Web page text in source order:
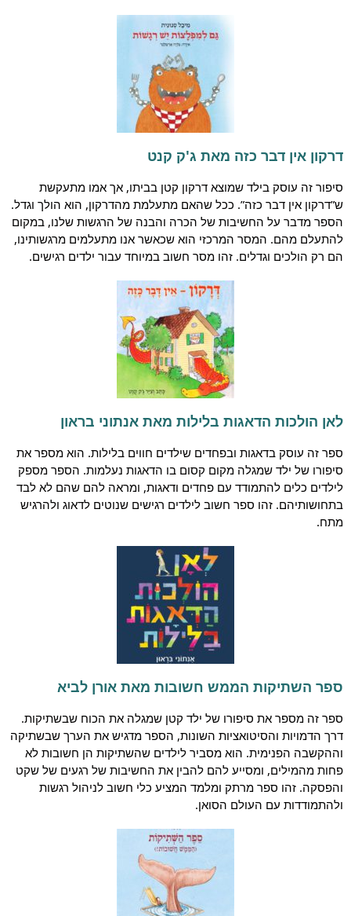
דרקון אין דבר כזה מאת ג'ק קנט
סיפור זה עוסק בילד שמוצא דרקון קטן בביתו, אך אמו מתעקשת
ש”דרקון אין דבר כזה”. ככל שהאם מתעלמת מהדרקון, הוא הולך וגדל.
הספר מדבר על החשיבות של הכרה והבנה של הרגשות שלנו, במקום
להתעלם מהם. המסר המרכזי הוא שכאשר אנו מתעלמים מרגשותינו,
הם רק הולכים וגדלים. זהו מסר חשוב במיוחד עבור ילדים רגישים.
לאן הולכות הדאגות בלילות מאת אנתוני בראון
ספר זה עוסק בדאגות ובפחדים שילדים חווים בלילות. הוא מספר את
סיפורו של ילד שמגלה מקום קסום בו הדאגות נעלמות. הספר מספק
לילדים כלים להתמודד עם פחדים ודאגות, ומראה להם שהם לא לבד
בתחושותיהם. זהו ספר חשוב לילדים רגישים שנוטים לדאוג ולהרגיש
מתח.
ספר השתיקות הממש חשובות מאת אורן לביא
ספר זה מספר את סיפורו של ילד קטן שמגלה את הכוח שבשתיקות.
דרך הדמויות והסיטואציות השונות, הספר מדגיש את הערך שבשתיקה
וההקשבה הפנימית. הוא מסביר לילדים שהשתיקות הן חשובות לא
פחות מהמילים, ומסייע להם להבין את החשיבות של רגעים של שקט
והפסקה. זהו ספר מרתק ומלמד המציע כלי חשוב לניהול רגשות
ולהתמודדות עם העולם הסואן.